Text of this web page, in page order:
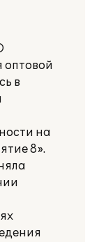
оптовой
в
на
8».